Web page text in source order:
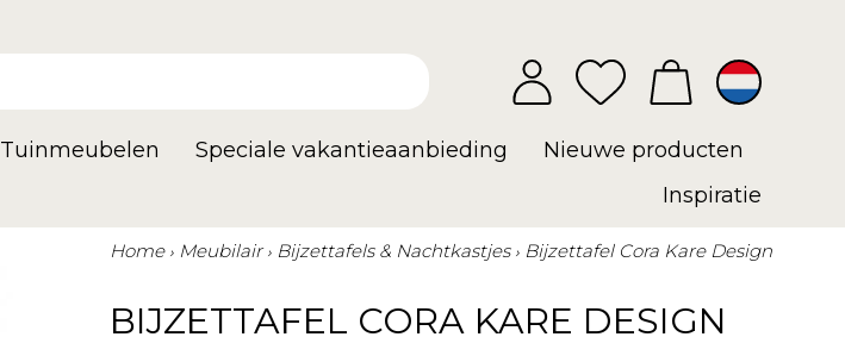
Tuinmeubelen Speciale vakantieaanbieding
Nieuwe producten
Inspiratie
Home Meubilair Bijzettafels & Nachtkastjes Bijzettafel Cora Kare Design
BIJZETTAFEL CORA KARE DESIGN